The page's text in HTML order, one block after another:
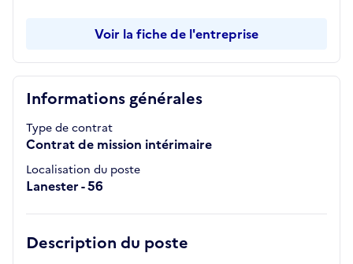
Informations générales
Type de contrat
Contrat de mission intérimaire
Localisation du poste
Lanester - 56
Description du poste
Voir la fiche de l'entreprise